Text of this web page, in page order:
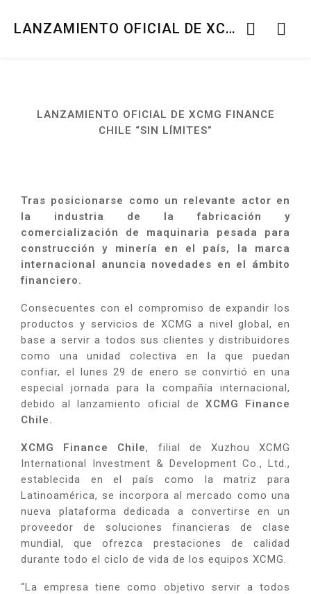
LANZAMIENTO OFICIAL DE XCMG FINANCE CHILE “SIN LÍMITES”
LANZAMIENTO OFICIAL DE XCMG FINANCE
CHILE “SIN LÍMITES”
Tras posicionarse como un relevante actor en
la industria de la fabricación y
comercialización de maquinaria pesada para
construcción y minería en el país, la marca
internacional anuncia novedades en el ámbito
financiero.
Consecuentes con el compromiso de expandir los
productos y servicios de XCMG a nivel global, en
base a servir a todos sus clientes y distribuidores
como una unidad colectiva en la que puedan
confiar, el lunes 29 de enero se convirtió en una
especial jornada para la compañía internacional,
debido al lanzamiento oficial de XCMG Finance
Chile.
XCMG Finance Chile, filial de Xuzhou XCMG
International Investment & Development Co., Ltd.,
establecida en
el país como la matriz para
Latinoamérica, se incorpora al mercado como una
nueva plataforma dedicada a convertirse en un
proveedor de soluciones financieras de clase
mundial, que ofrezca prestaciones de calidad
durante todo el ciclo de vida de los equipos XCMG.
“La empresa tiene como objetivo servir a todos